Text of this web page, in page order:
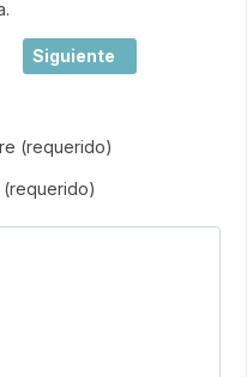
más que hacer turismo
Artículo siguiente: El
Siguiente
(requerido)
(requerido)